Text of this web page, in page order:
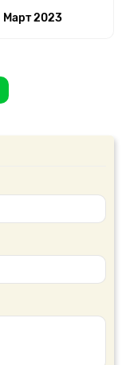
Март 2023